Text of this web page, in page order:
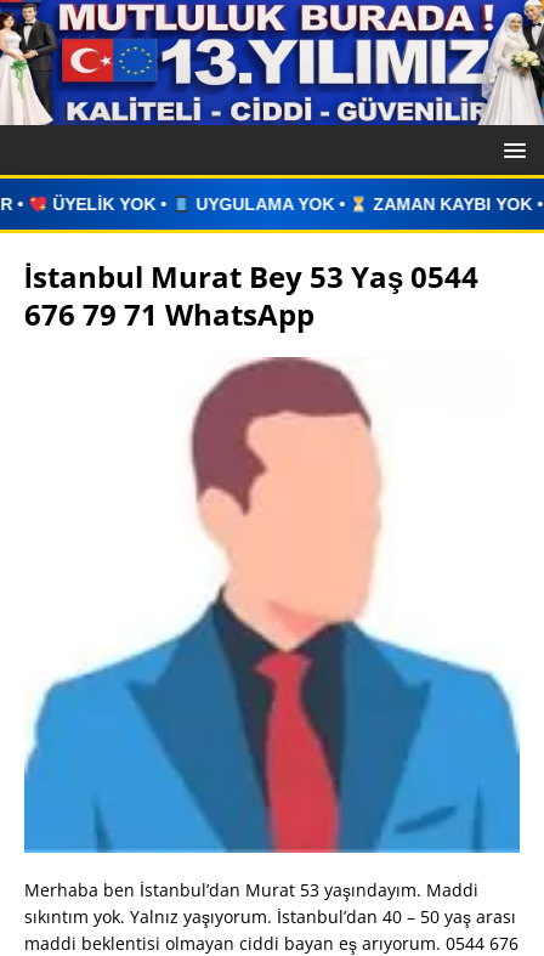
YOK • ZAMAN KAYBI YOK • İLAN VERİN •
İstanbul Murat Bey 53 Yaş 0544
676 79 71 WhatsApp
Merhaba ben İstanbul’dan Murat 53 yaşındayım. Maddi
sıkıntım yok. Yalnız yaşıyorum. İstanbul’dan 40 – 50 yaş arası
maddi beklentisi olmayan ciddi bayan eş arıyorum. 0544 676